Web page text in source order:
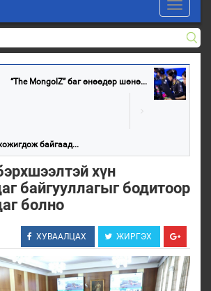
Toggle
“The MongolZ” баг өнөөдөр шөнө...
байгаад...
хүн
байгууллагыг бодитоор
болно
ХУВААЛЦАХ ЖИРГЭХ